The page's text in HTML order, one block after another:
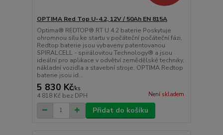
OPTIMA Red Top U-4.2, 12V / 50Ah EN 815A
Optima® REDTOP® RT U 4.2 baterie Poskytuje
ohromnou sílu ke startu v počáteční počáteční fázi,
Redtop baterie jsou vybaveny patentovanou
SPIRALCELL - spirálovitou Technology® a jsou
ideální pro aplikace v odvětví zemědělské techniky,
nákladní vozidla a stavební stroje. OPTIMA Redtop
baterie jsou id...
5 830 Kč/ks
4 818 Kč bez DPH Není skladem
Přidat do košíku